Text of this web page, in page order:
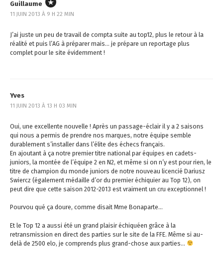
Guillaume
11 JUIN 2013 À 9 H 22 MIN
J’ai juste un peu de travail de compta suite au top12, plus le retour à la
réalité et puis l’AG à préparer mais… je prépare un reportage plus
complet pour le site évidemment !
Yves
11 JUIN 2013 À 13 H 03 MIN
Oui, une excellente nouvelle ! Après un passage-éclair il y a 2 saisons
qui nous a permis de prendre nos marques, notre équipe semble
durablement s’installer dans l’élite des échecs français.
En ajoutant à ça notre premier titre national par équipes en cadets-
juniors, la montée de l’équipe 2 en N2, et même si on n’y est pour rien, le
titre de champion du monde juniors de notre nouveau licencié Dariusz
Swiercz (également médaille d’or du premier échiquier au Top 12), on
peut dire que cette saison 2012-2013 est vraiment un cru exceptionnel !
Pourvou qué ça doure, comme disait Mme Bonaparte…
Et le Top 12 a aussi été un grand plaisir échiquéen grâce à la
retransmission en direct des parties sur le site de la FFE. Même si au-
delà de 2500 elo, je comprends plus grand-chose aux parties…